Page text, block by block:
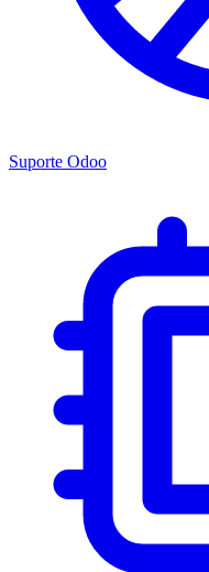
Suporte Odoo